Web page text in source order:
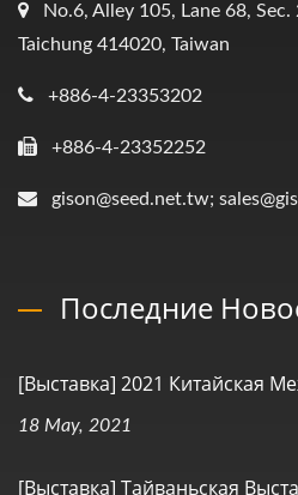
No.6, Alley 105, Lane 68,
Taichung 414020, Taiwan
+886-4-23353202
+886-4-23352252
gison@seed.net.tw;
Последние
[Выставка] 2021 Китайская
18 May, 2021
[Выставка] Тайваньская